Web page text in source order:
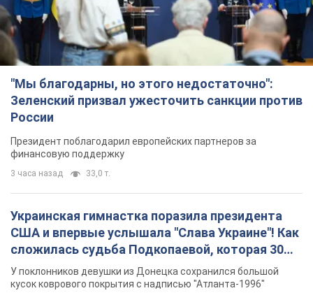
"Мы благодарны, но этого недостаточно":
Зеленский призвал ужесточить санкции против
России
Президент поблагодарил европейских партнеров за
финансовую поддержку
3 часа назад 33,0 т.
Украинская гимнастка поразила президента
США и впервые услышала "Слава Украине"! Как
сложилась судьба Подкопаевой, которая 30
лет назад завоевала "золото" Олимпиады
У поклонников девушки из Донецка сохранился большой
кусок коврового покрытия с надписью "Атланта-1996"